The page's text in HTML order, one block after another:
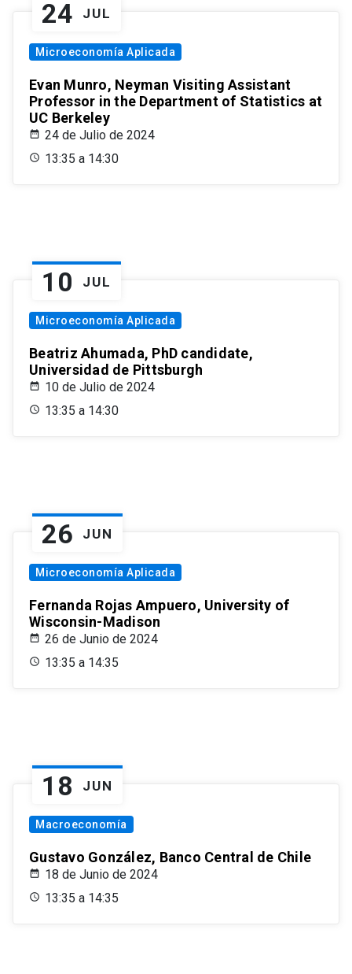
24 JUL
Microeconomía Aplicada
Evan Munro, Neyman Visiting Assistant
Professor in the Department of Statistics at
UC Berkeley
24 de Julio de 2024
13:35 a 14:30
10 JUL
Microeconomía Aplicada
Beatriz Ahumada, PhD candidate,
Universidad de Pittsburgh
10 de Julio de 2024
13:35 a 14:30
26 JUN
Microeconomía Aplicada
Fernanda Rojas Ampuero, University of
Wisconsin-Madison
26 de Junio de 2024
13:35 a 14:35
18 JUN
Macroeconomía
Gustavo González, Banco Central de Chile
18 de Junio de 2024
13:35 a 14:35